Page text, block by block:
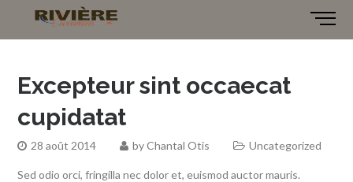
Excepteur sint occaecat
cupidatat
28 août 2014 byChantal Otis Uncategorized
Sed odio orci, fringilla nec dolor et, euismod auctor mauris.